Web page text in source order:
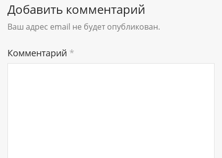
Добавить комментарий
Ваш адрес email не будет опубликован.
Комментарий *